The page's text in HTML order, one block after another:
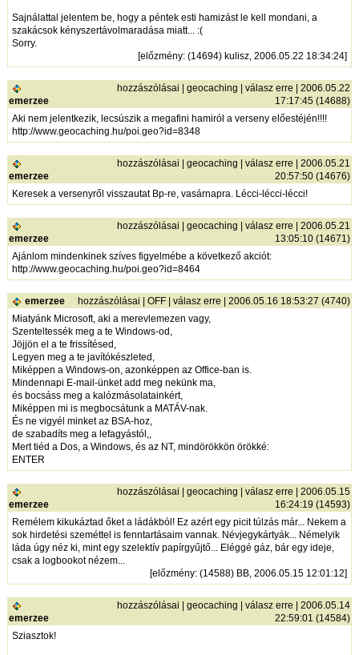
Sajnálattal jelentem be, hogy a péntek esti hamizást le kell mondani, a
szakácsok kényszertávolmaradása miatt... :(
Sorry.
[előzmény: (14694) kulisz, 2006.05.22 18:34:24]
emerzee
hozzászólásai |geocaching |válasz erre | 2006.05.22
17:17:45 (14688)
Aki nem jelentkezik, lecsúszik a megafini hamiról a verseny előestéjén!!!!
http://www.geocaching.hu/poi.geo?id=8348
emerzee
hozzászólásai |geocaching |válasz erre | 2006.05.21
20:57:50 (14676)
Keresek a versenyről visszautat Bp-re, vasárnapra. Lécci-lécci-lécci!
emerzee
hozzászólásai |geocaching |válasz erre | 2006.05.21
13:05:10 (14671)
Ajánlom mindenkinek szíves figyelmébe a következő akciót:
http://www.geocaching.hu/poi.geo?id=8464
emerzee hozzászólásai |OFF |válasz erre | 2006.05.16 18:53:27 (4740)
Miatyánk Microsoft, aki a merevlemezen vagy,
Szenteltessék meg a te Windows-od,
Jöjjön el a te frissítésed,
Legyen meg a te javítókészleted,
Miképpen a Windows-on, azonképpen az Office-ban is.
Mindennapi E-mail-ünket add meg nekünk ma,
és bocsáss meg a kalózmásolatainkért,
Miképpen mi is megbocsátunk a MATÁV-nak.
És ne vigyél minket az BSA-hoz,
de szabadíts meg a lefagyástól,,
Mert tiéd a Dos, a Windows, és az NT, mindörökkön örökké:
ENTER
emerzee
hozzászólásai |geocaching |válasz erre | 2006.05.15
16:24:19 (14593)
Remélem kikukáztad őket a ládákból! Ez azért egy picit túlzás már... Nekem a
sok hirdetési szeméttel is fenntartásaim vannak. Névjegykártyák... Némelyik
láda úgy néz ki, mint egy szelektív papírgyűjtő... Eléggé gáz, bár egy ideje,
csak a logbookot nézem...
[előzmény: (14588) BB, 2006.05.15 12:01:12]
emerzee
hozzászólásai |geocaching |válasz erre | 2006.05.14
22:59:01 (14584)
Sziasztok!